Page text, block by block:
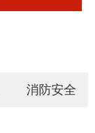
消防安全